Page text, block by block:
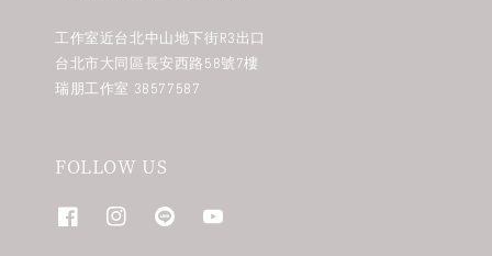
工作室近台北中山地下街R3出口
台北市大同區長安西路58號7樓
瑞朋工作室 38577587
FOLLOW US